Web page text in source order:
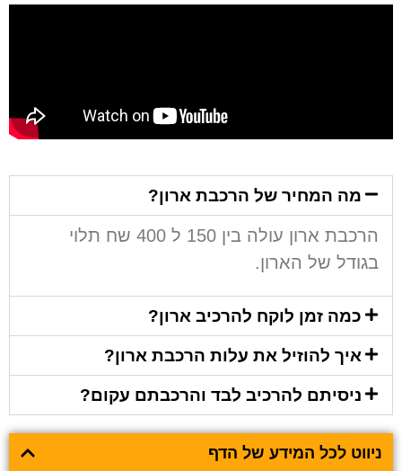
מה המחיר של הרכבת ארון?
הרכבת ארון עולה בין 150 ל 400 שח תלוי
בגודל של הארון.
כמה זמן לוקח להרכיב ארון?
איך להוזיל את עלות הרכבת ארון?
ניסיתם להרכיב לבד והרכבתם עקום?
ניווט לכל המידע של הדף